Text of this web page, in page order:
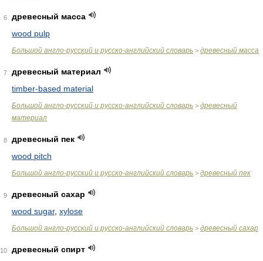
6
древесный масса
wood pulp
Большой англо-русский и русско-английский словарь > древесный масса
7
древесный материал
timber-based material
Большой англо-русский и русско-английский словарь > древесный
материал
8
древесный пек
wood pitch
Большой англо-русский и русско-английский словарь > древесный пек
9
древесный сахар
wood sugar, xylose
Большой англо-русский и русско-английский словарь > древесный сахар
10
древесный спирт